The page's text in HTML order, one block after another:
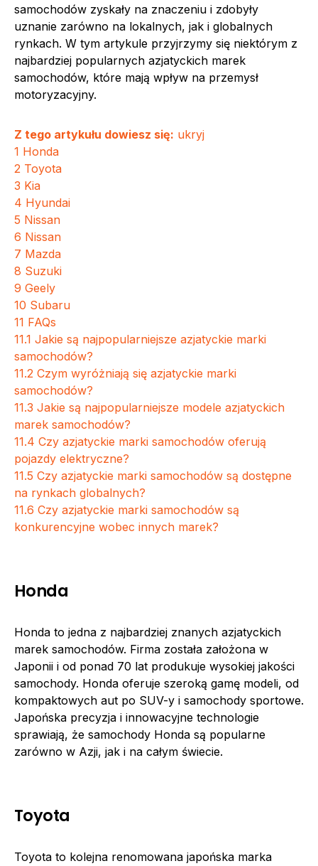
samochodów zyskały na znaczeniu i zdobyły
uznanie zarówno na lokalnych, jak i globalnych
rynkach. W tym artykule przyjrzymy się niektórym z
najbardziej popularnych azjatyckich marek
samochodów, które mają wpływ na przemysł
motoryzacyjny.
Z tego artykułu dowiesz się: ukryj
1 Honda
2 Toyota
3 Kia
4 Hyundai
5 Nissan
6 Nissan
7 Mazda
8 Suzuki
9 Geely
10 Subaru
11 FAQs
11.1 Jakie są najpopularniejsze azjatyckie marki
samochodów?
11.2 Czym wyróżniają się azjatyckie marki
samochodów?
11.3 Jakie są najpopularniejsze modele azjatyckich
marek samochodów?
11.4 Czy azjatyckie marki samochodów oferują
pojazdy elektryczne?
11.5 Czy azjatyckie marki samochodów są dostępne
na rynkach globalnych?
11.6 Czy azjatyckie marki samochodów są
konkurencyjne wobec innych marek?
Honda
Honda to jedna z najbardziej znanych azjatyckich
marek samochodów. Firma została założona w
Japonii i od ponad 70 lat produkuje wysokiej jakości
samochody. Honda oferuje szeroką gamę modeli, od
kompaktowych aut po SUV-y i samochody sportowe.
Japońska precyzja i innowacyjne technologie
sprawiają, że samochody Honda są popularne
zarówno w Azji, jak i na całym świecie.
Toyota
Toyota to kolejna renomowana japońska marka